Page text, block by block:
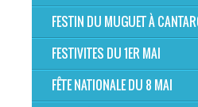
FESTIN DU MUGUET À
FESTIVITES DU 1ER MAI
FÊTE NATIONALE DU 8 MAI